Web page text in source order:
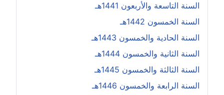
السنة التاسعة والأربعون 1441هـ
السنة الخمسون 1442هـ
السنة الحادية والخمسون 1443هـ
السنة الثانية والخمسون 1444هـ
السنة الثالثة والخمسون 1445هـ
السنة الرابعة والخمسون 1446هـ